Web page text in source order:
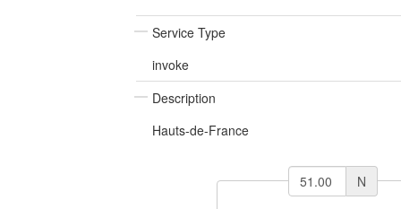
Service Type
invoke
Description
Hauts-de-France
N